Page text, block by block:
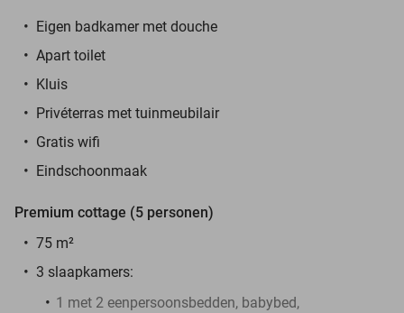
Eigen badkamer met douche
Apart toilet
Kluis
Privéterras met tuinmeubilair
Gratis wifi
Eindschoonmaak
Premium cottage (5 personen)
75 m²
3 slaapkamers:
1 met 2 eenpersoonsbedden, babybed,